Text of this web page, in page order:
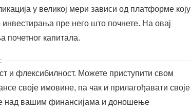
у великој мери зависи од платформе коју
пре него што почнете. На овај
почетног капитала.
и флексибилност. Можете приступити свом
своје имовине, па чак и прилагођавати своје
над вашим финансијама и доношење